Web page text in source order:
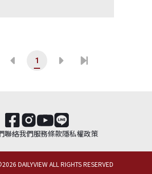
1
聯絡我們服務條款隱私權政策
2026 DAILYVIEW ALL RIGHTS RESERVED